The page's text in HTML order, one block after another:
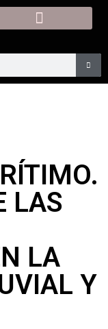
LAS
LA
Y